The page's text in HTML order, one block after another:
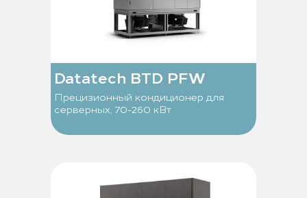
Datatech BTD PFW
Прецизионный кондиционер для
серверных, 70-260 кВт